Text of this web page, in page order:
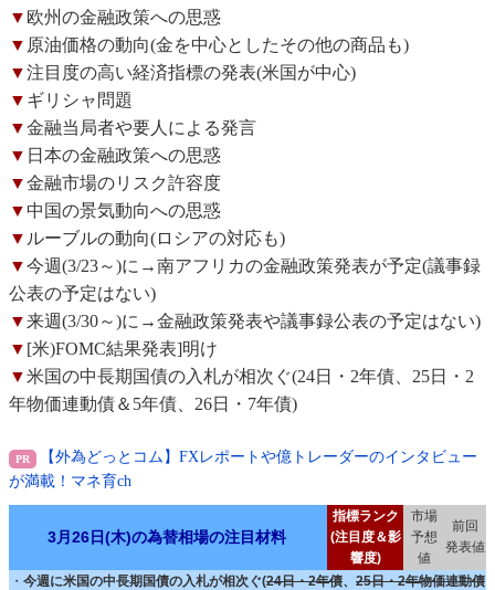
▼ 欧州の金融政策への思惑
▼ 原油価格の動向(金を中心としたその他の商品も)
▼注目度の高い経済指標の発表(米国が中心)
▼ ギリシャ問題
▼金融当局者や要人による発言
▼ 日本の金融政策への思惑
▼金融市場のリスク許容度
▼ 中国の景気動向への思惑
▼ ルーブルの動向(ロシアの対応も)
▼今週(3/23～)に→南アフリカの金融政策発表が予定(議事録
公表の予定はない)
▼来週(3/30～)に→金融政策発表や議事録公表の予定はない)
▼ [米)FOMC結果発表]明け
▼米国の中長期国債の入札が相次ぐ(24日・2年債、25日・2
年物価連動債＆5年債、26日・7年債)
【外為どっとコム】FXレポートや億トレーダーのインタビュー
が満載！マネ育ch
3月26日(木)の為替相場の注目材料
指標ランク
(注目度＆影
響度)
市場
予想
値
前回
発表値
・ 今週に米国の中長期国債の入札が相次ぐ(24日・2年債、 25日・2年物価連動債